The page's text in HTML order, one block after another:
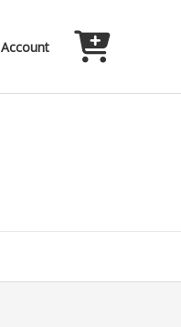
Account